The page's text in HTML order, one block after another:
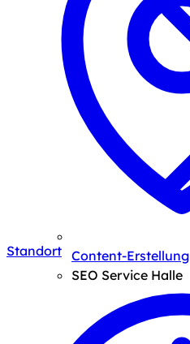
Content-Erstellung
SEO Service Halle
Standort